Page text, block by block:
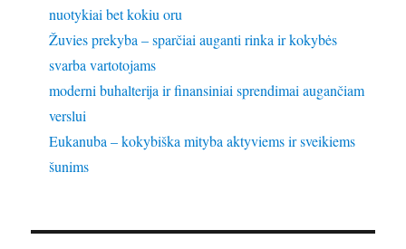
nuotykiai bet kokiu oru
Žuvies prekyba – sparčiai auganti rinka ir kokybės
svarba vartotojams
moderni buhalterija ir finansiniai sprendimai augančiam
verslui
Eukanuba – kokybiška mityba aktyviems ir sveikiems
šunims